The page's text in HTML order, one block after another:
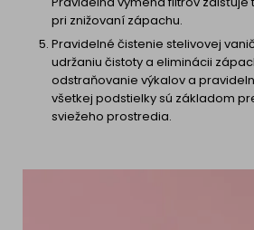
pri znižovaní zápachu.
Pravidelné čistenie stelivovej
udržaniu čistoty a eliminácii
odstraňovanie výkalov a
všetkej podstielky sú základom
sviežeho prostredia.